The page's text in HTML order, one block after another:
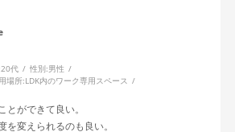
20代 性別:男性
場所:LDK内のワーク専用スペース
とができて良い。
を変えられるのも良い。